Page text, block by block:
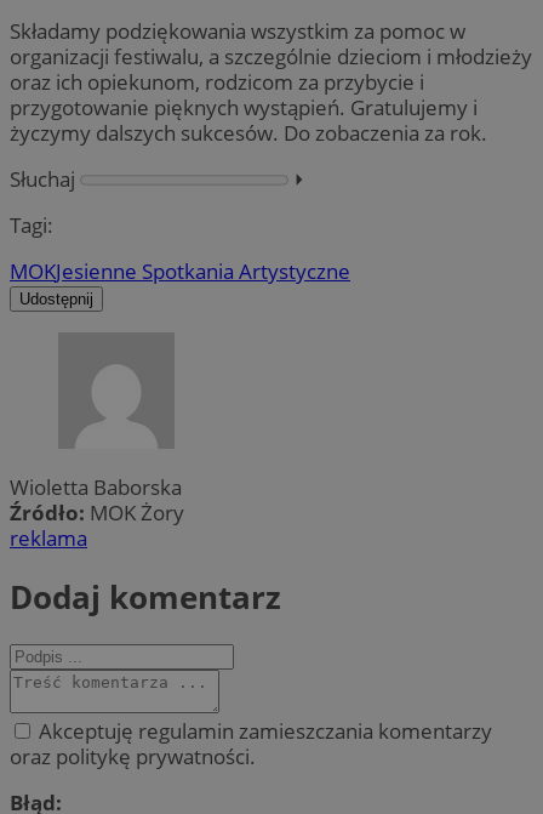
Składamy podziękowania wszystkim za pomoc w
organizacji festiwalu, a szczególnie dzieciom i młodzieży
oraz ich opiekunom, rodzicom za przybycie i
przygotowanie pięknych wystąpień. Gratulujemy i
życzymy dalszych sukcesów. Do zobaczenia za rok.
Słuchaj
⏵︎
Tagi:
MOKJesienne Spotkania Artystyczne
Udostępnij
Wioletta Baborska
Źródło: MOK Żory
reklama
Dodaj komentarz
Akceptuję regulamin zamieszczania komentarzy
oraz politykę prywatności.
Błąd: